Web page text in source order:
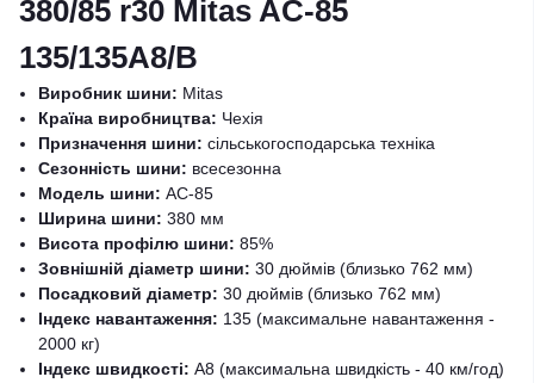
380/85 r30 Mitas AC-85
135/135A8/B
Виробник шини: Mitas
Країна виробництва: Чехія
Призначення шини: сільськогосподарська техніка
Сезонність шини: всесезонна
Модель шини: AC-85
Ширина шини: 380 мм
Висота профілю шини: 85%
Зовнішній діаметр шини: 30 дюймів (близько 762 мм)
Посадковий діаметр: 30 дюймів (близько 762 мм)
Індекс навантаження: 135 (максимальне навантаження -
2000 кг)
Індекс швидкості: A8 (максимальна швидкість - 40 км/год)